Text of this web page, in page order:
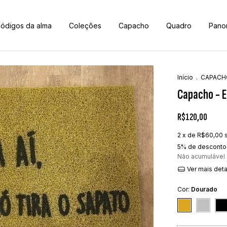
da alma Coleções Capacho Quadro
Início .
Capacho -
R$120,00
2 x de R$60,00
5% de desconto
Não
Ver mais
Cor: Dourado